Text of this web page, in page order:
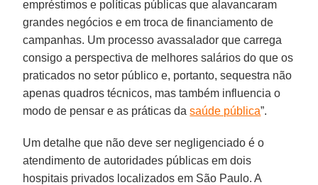
empréstimos e políticas públicas que alavancaram
grandes negócios e em troca de financiamento de
campanhas. Um processo avassalador que carrega
consigo a perspectiva de melhores salários do que os
praticados no setor público e, portanto, sequestra não
apenas quadros técnicos, mas também influencia o
modo de pensar e as práticas dasaúde pública”.
Um detalhe que não deve ser negligenciado é o
atendimento de autoridades públicas em dois
hospitais privados localizados em São Paulo. A